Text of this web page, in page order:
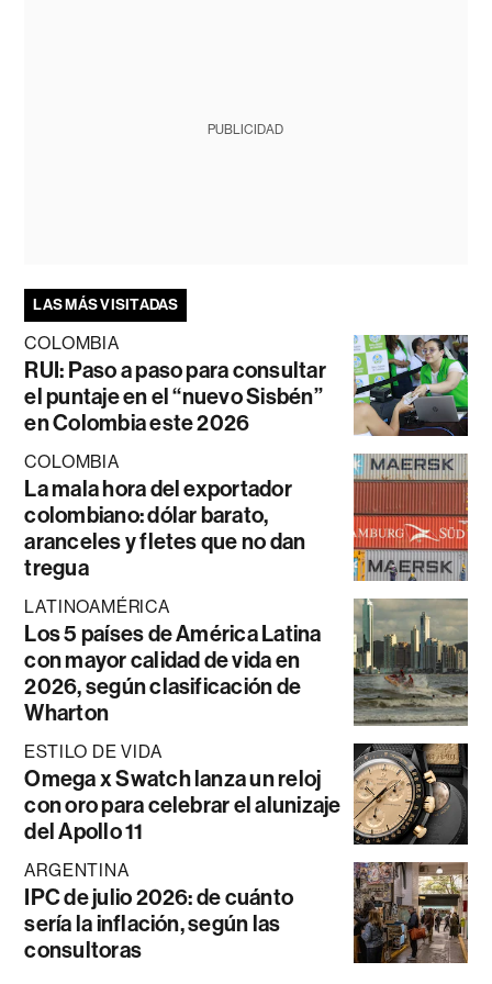
PUBLICIDAD
LAS MÁS VISITADAS
COLOMBIA
RUI: Paso a paso para consultar
el puntaje en el “nuevo Sisbén”
en Colombia este 2026
COLOMBIA
La mala hora del exportador
colombiano: dólar barato,
aranceles y fletes que no dan
tregua
LATINOAMÉRICA
Los 5 países de América Latina
con mayor calidad de vida en
2026, según clasificación de
Wharton
ESTILO DE VIDA
Omega x Swatch lanza un reloj
con oro para celebrar el alunizaje
del Apollo 11
ARGENTINA
IPC de julio 2026: de cuánto
sería la inflación, según las
consultoras